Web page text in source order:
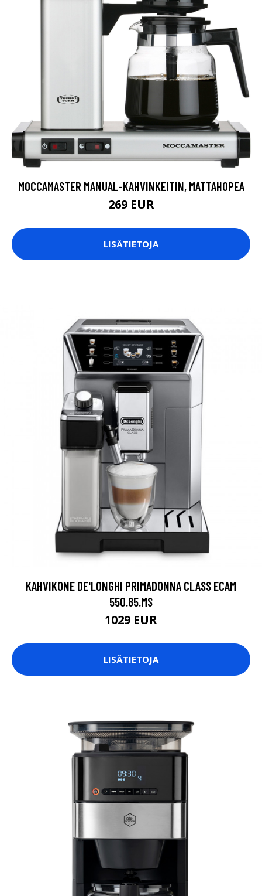
MOCCAMASTER MANUAL-KAHVINKEITIN, MATTAHOPEA
269 EUR
LISÄTIETOJA
KAHVIKONE DE'LONGHI PRIMADONNA CLASS ECAM
550.85.MS
1029 EUR
LISÄTIETOJA